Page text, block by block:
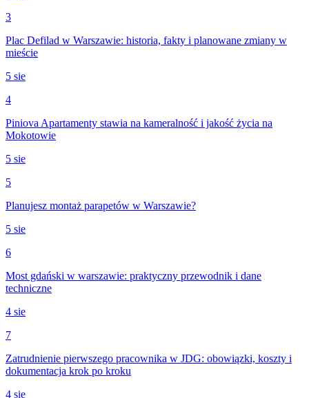
3
Plac Defilad w Warszawie: historia, fakty i planowane zmiany w
mieście
5 sie
4
Piniova Apartamenty stawia na kameralność i jakość życia na
Mokotowie
5 sie
5
Planujesz montaż parapetów w Warszawie?
5 sie
6
Most gdański w warszawie: praktyczny przewodnik i dane
techniczne
4 sie
7
Zatrudnienie pierwszego pracownika w JDG: obowiązki, koszty i
dokumentacja krok po kroku
4 sie